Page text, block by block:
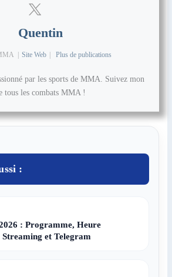
Quentin
| Site Web | Plus de publications
par les sports de MMA. Suivez mon
tous les combats MMA !
:
: Programme, Heure
et Telegram